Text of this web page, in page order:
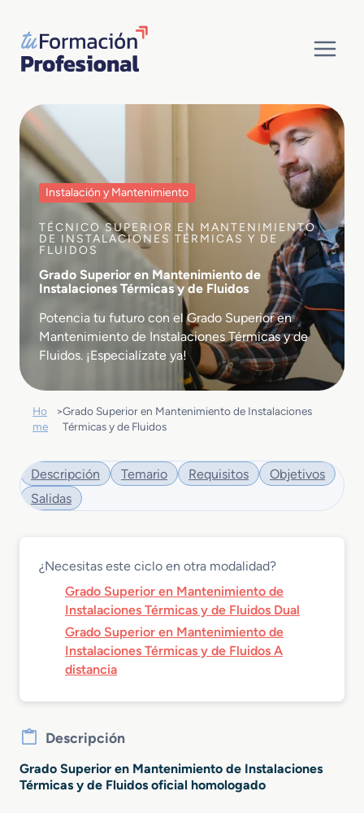
contenido
Instalación y Mantenimiento
TÉCNICO SUPERIOR EN MANTENIMIENTO
DE INSTALACIONES TÉRMICAS Y DE
FLUIDOS
Grado Superior en Mantenimiento de
Instalaciones Térmicas y de Fluidos
Potencia tu futuro con el Grado Superior en
Mantenimiento de Instalaciones Térmicas y de
Fluidos. ¡Especialízate ya!
Ho
me
>Grado Superior en Mantenimiento de Instalaciones
Térmicas y de Fluidos
Descripción Temario Requisitos
Objetivos
Salidas
¿Necesitas este ciclo en otra modalidad?
Grado Superior en Mantenimiento de
Instalaciones Térmicas y de Fluidos Dual
Grado Superior en Mantenimiento de
Instalaciones Térmicas y de Fluidos A
distancia
Descripción
Grado Superior en Mantenimiento de Instalaciones
Térmicas y de Fluidos oficial homologado